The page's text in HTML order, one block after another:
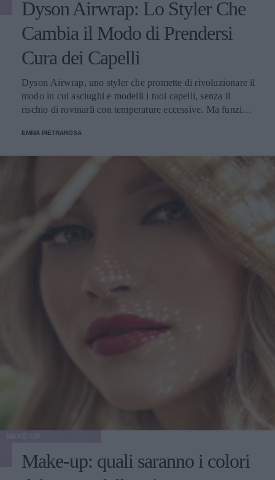
Dyson Airwrap: Lo Styler Che
Cambia il Modo di Prendersi
Cura dei Capelli
Dyson Airwrap, uno styler che promette di rivoluzionare il
modo in cui asciughi e modelli i tuoi capelli, senza il
rischio di rovinarli con temperature eccessive. Ma funziona
EMMA PIETRAROSA
Make-up: quali saranno i colori